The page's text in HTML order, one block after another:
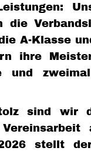
die
A-Klasse
ihre
und
sind wir
stellt